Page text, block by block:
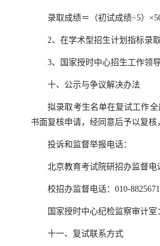
录取成绩＝（初试成绩÷5）
2、在学术型招生计划指标录取
3、国家授时中心招生工作领导
十、公示与争议解决办法
拟录取考生名单在复试工作全
书面复核申请，经同意后予以复核
投诉和监督举报电话：
北京教育考试院研招办监督电
校招办监督电话：010-
国家授时中心纪检监察审计室
十一、复试联系方式